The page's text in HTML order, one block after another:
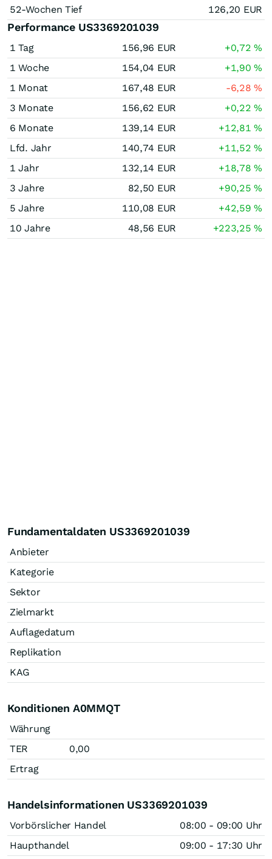
52-Wochen Tief 126,20 EUR
Performance US3369201039
1 Tag 156,96 EUR +0,72%
1 Woche
154,04 EUR +1,90%
1 Monat
167,48 EUR -6,28%
3 Monate
156,62 EUR +0,22%
6 Monate
139,14 EUR +12,81%
Lfd. Jahr
140,74 EUR +11,52%
1 Jahr
132,14 EUR +18,78%
3 Jahre
82,50 EUR +90,25%
5 Jahre
110,08 EUR +42,59%
10 Jahre
48,56 EUR +223,25%
Fundamentaldaten US3369201039
Anbieter
Kategorie
Sektor
Zielmarkt
Auflagedatum
Replikation
KAG
Konditionen A0MMQT
Währung
TER
0,00
Ertrag
Handelsinformationen US3369201039
Vorbörslicher Handel
08:00 - 09:00 Uhr
Haupthandel
09:00 - 17:30 Uhr